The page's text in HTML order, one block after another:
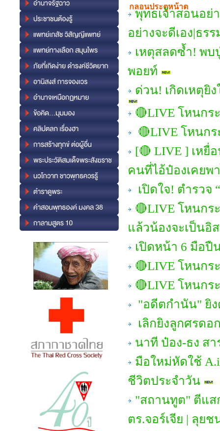
กลอนประตูหน้าต
พุทธเจ้าสอนอย่
อย่างจะดีเอง|ธร
เหตุสลดซ้ำ! พบ
พอยท์
ด่วน! เกิดเหตุยิ
🔴LIVE โหนกร
🔴LIVE โหนก
[🔴 LIVE ] เห
คนที่ไอ้ป๋องเคยพ
เปิดใจ! ตำรวจ
🔴LIVE โหนก
แล้วน้องจะเป็นอิ
เปิดหน้า 6 มือปื
🔴LIVE โหนก
🔴LIVE โหนกร
"อดีตกำนัน" ยิ
เลิกยิงลูกศรดอ
นาที ป๋อง-ธง ส
มือใหม่หัดใช้
ชีวิตประจำวัน
"สถานทูต" ตีแส
ตร.จอร์เจีย | ลุย